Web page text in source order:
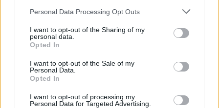
Personal Data Processing Opt Outs
I want to opt-out of the Sharing of my
personal data.
Opted In
I want to opt-out of the Sale of my
Personal Data.
Opted In
I want to opt-out of processing my
Personal Data for Targeted Advertising.
condivisibili, sul piano etico, ma estremamente
della tradizione wilsoniana (ben lontana dalla
logica kantiana) tuttora vigente, è il porre sul
medesimo piano valutativo, sia
l’autodeterminazione dei popoli, sia l’intangibilità
dei confini. Non è difficile ammettere che
principi possono essere antitetici